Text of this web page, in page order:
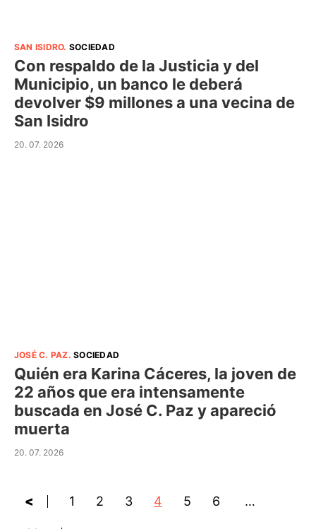
SAN ISIDRO. SOCIEDAD
Con respaldo de la Justicia y del
Municipio, un banco le deberá
devolver $9 millones a una vecina de
San Isidro
20. 07. 2026
JOSÉ C. PAZ.SOCIEDAD
Quién era Karina Cáceres, la joven de
22 años que era intensamente
buscada en José C. Paz y apareció
muerta
20. 07. 2026
< 1 2 3 4 5 6 …